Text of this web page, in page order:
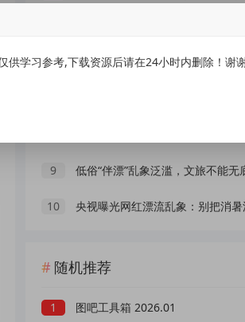
6 刺客信条 影|豪华中文|
9 低俗“伴漂”乱象泛滥，文旅不能无底
10 央视曝光网红漂流乱象：别把消暑漂流变成
随机推荐
1 图吧工具箱 2026.01
学习参考,下载资源后请在24小时内删除！谢